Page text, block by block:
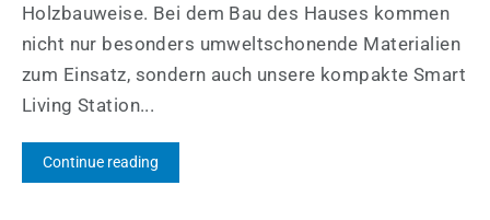
Holzbauweise. Bei dem Bau des Hauses kommen
nicht nur besonders umweltschonende Materialien
zum Einsatz, sondern auch unsere kompakte Smart
Living Station...
Continue reading